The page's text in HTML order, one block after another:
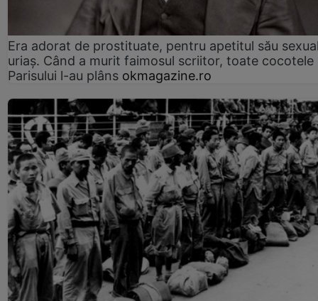
Era adorat de prostituate, pentru apetitul său
uriaș. Când a murit faimosul scriitor, toate cocotele
Parisului l-au plâns okmagazine.ro